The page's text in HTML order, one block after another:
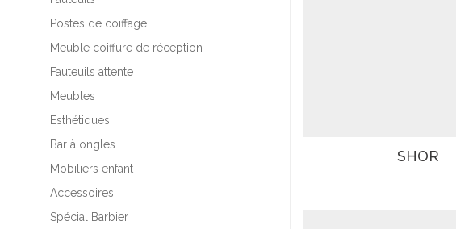
Postes de coiffage
Meuble coiffure de réception
Fauteuils attente
Meubles
Esthétiques
Bar à ongles
Mobiliers enfant
Accessoires
Spécial Barbier
SHOR